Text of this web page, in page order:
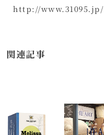
http://www.31095.jp/
関連記事